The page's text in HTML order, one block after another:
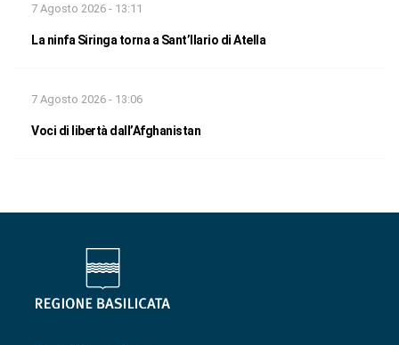
7 Agosto 2026 - 13:11
La ninfa Siringa torna a Sant’Ilario di Atella
7 Agosto 2026 - 13:06
Voci di libertà dall’Afghanistan